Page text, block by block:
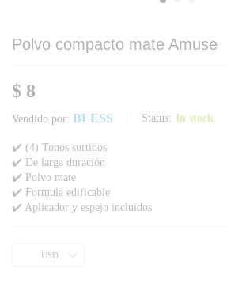
Polvo compacto mate Amuse
$ 8
Vendido por: BLESS Status: In stock
✔️ (4) Tonos surtidos
✔️ De larga duración
✔️ Polvo mate
✔️ Formula edificable
✔️ Aplicador y espejo incluidos
USD